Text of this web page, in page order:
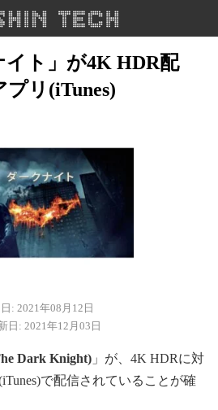
イト」が4K HDR配
リ(iTunes)
: 2021年08月12日
日: 2021年12月03日
Dark Knight) 」が、4K HDRに対
で配信されていることが確